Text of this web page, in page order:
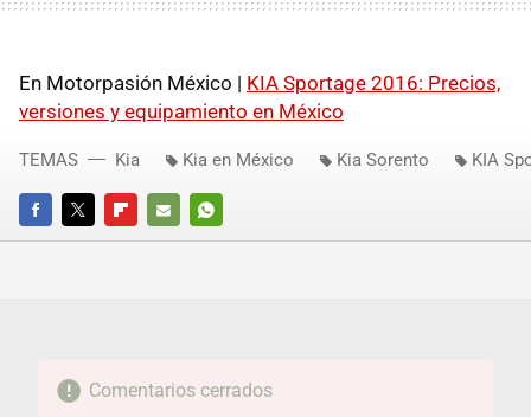
En Motorpasión México | KIA Sportage 2016: Precios,
versiones y equipamiento en México
FACEBOOKTWITTERFLIPBOARD
E-
WHATSAPP
TEMAS Kia Kia en México Kia Sorento KIA
Comentarios cerrados